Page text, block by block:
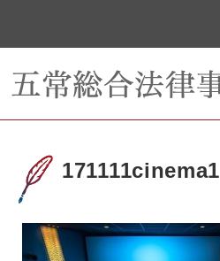
171111cinema1